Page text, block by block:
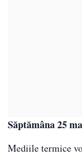
Săptămâna 25
Mediile termice